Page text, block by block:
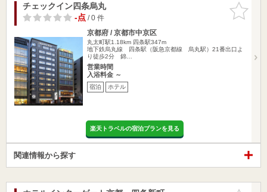
お気に入
りに追加
チェックイン四条烏丸
-点/ 0 件
京都府 / 京都市中京区
丸太町駅1.18km 四条駅347m
地下鉄烏丸線 四条駅（阪急京都線 烏丸駅）21番出口よ
り徒歩2分 錦…
営業時間
入浴料金 ～
宿泊 ホテル
楽天トラベルの宿泊プランを見る
関連情報から探す